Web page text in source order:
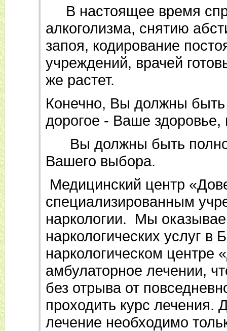
В настоящее время
алкоголизма, снятию
запоя, кодирование
учреждений, врачей
же растет.
Конечно, Вы должны
дорогое - Ваше
Вы должны быть
Вашего выбора.
Медицинский центр
специализированным
наркологии. Мы
наркологических услуг в
наркологическом центре
амбулаторное лечении,
без отрыва от
проходить курс лечения.
лечение необходимо